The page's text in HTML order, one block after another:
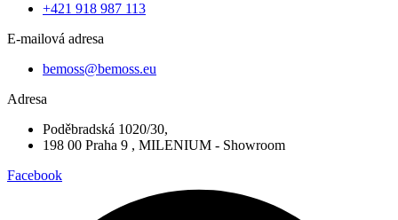
+421 918 987 113
E-mailová adresa
bemoss@bemoss.eu
Adresa
Poděbradská 1020/30,
198 00 Praha 9 , MILENIUM - Showroom
Facebook